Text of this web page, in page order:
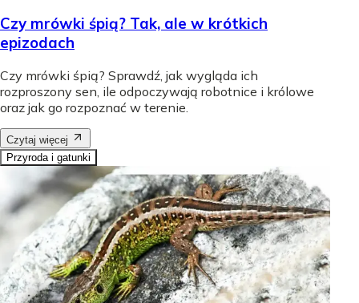
Czy mrówki śpią? Tak, ale w krótkich
epizodach
Czy mrówki śpią? Sprawdź, jak wygląda ich
rozproszony sen, ile odpoczywają robotnice i królowe
oraz jak go rozpoznać w terenie.
Czytaj więcej
Przyroda i gatunki